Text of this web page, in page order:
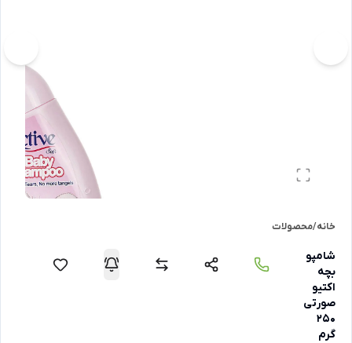
خانه/محصولات
شامپو
بچه
اکتیو
صورتی
250
گرم